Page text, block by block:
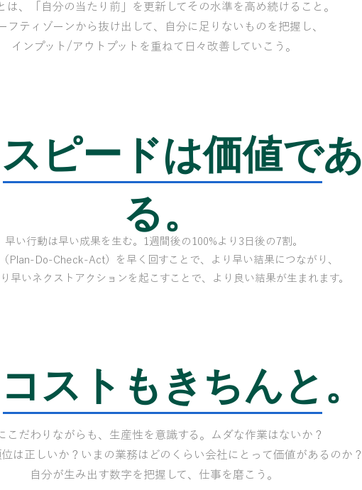
は、「自分の当たり前」を更新してその水準を高め続けること。
フティゾーンから抜け出して、自分に足りないものを把握し、
インプット/アウトプットを重ねて日々改善していこう。
ピードは価値であ
る。
早い行動は早い成果を生む。1週間後の100%より3日後の7割。
Plan-Do-Check-Act）を早く回すことで、より早い結果につながり、
早いネクストアクションを起こすことで、より良い結果が生まれます。
ストもきちんと。
こだわりながらも、生産性を意識する。ムダな作業はないか？
は正しいか？いまの業務はどのくらい会社にとって価値があるのか？
自分が生み出す数字を把握して、仕事を磨こう。